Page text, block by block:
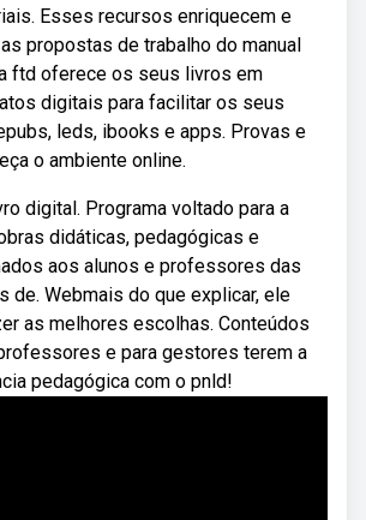
Esses recursos enriquecem e
propostas de trabalho do manual
ftd oferece os seus livros em
digitais para facilitar os seus
leds, ibooks e apps. Provas e
o ambiente online.
digital. Programa voltado para a
didáticas, pedagógicas e
aos alunos e professores das
de. Webmais do que explicar, ele
as melhores escolhas. Conteúdos
e para gestores terem a
pedagógica com o pnld!